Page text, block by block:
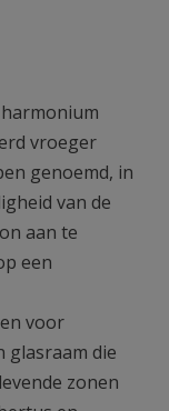
vroeger
genoemd, in
van de
aan te
een
voor
glasraam die
zonen